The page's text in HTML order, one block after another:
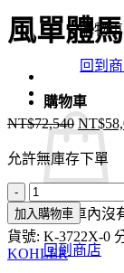
購物
回到
購物車
購物車內沒
回到商店
風單體
NT$72,540原
始
價
NT$
允許無庫存下單
KOHLER
San
Raphael
五
級
加入購物車
貨號: K-3722X-0
KOHLER